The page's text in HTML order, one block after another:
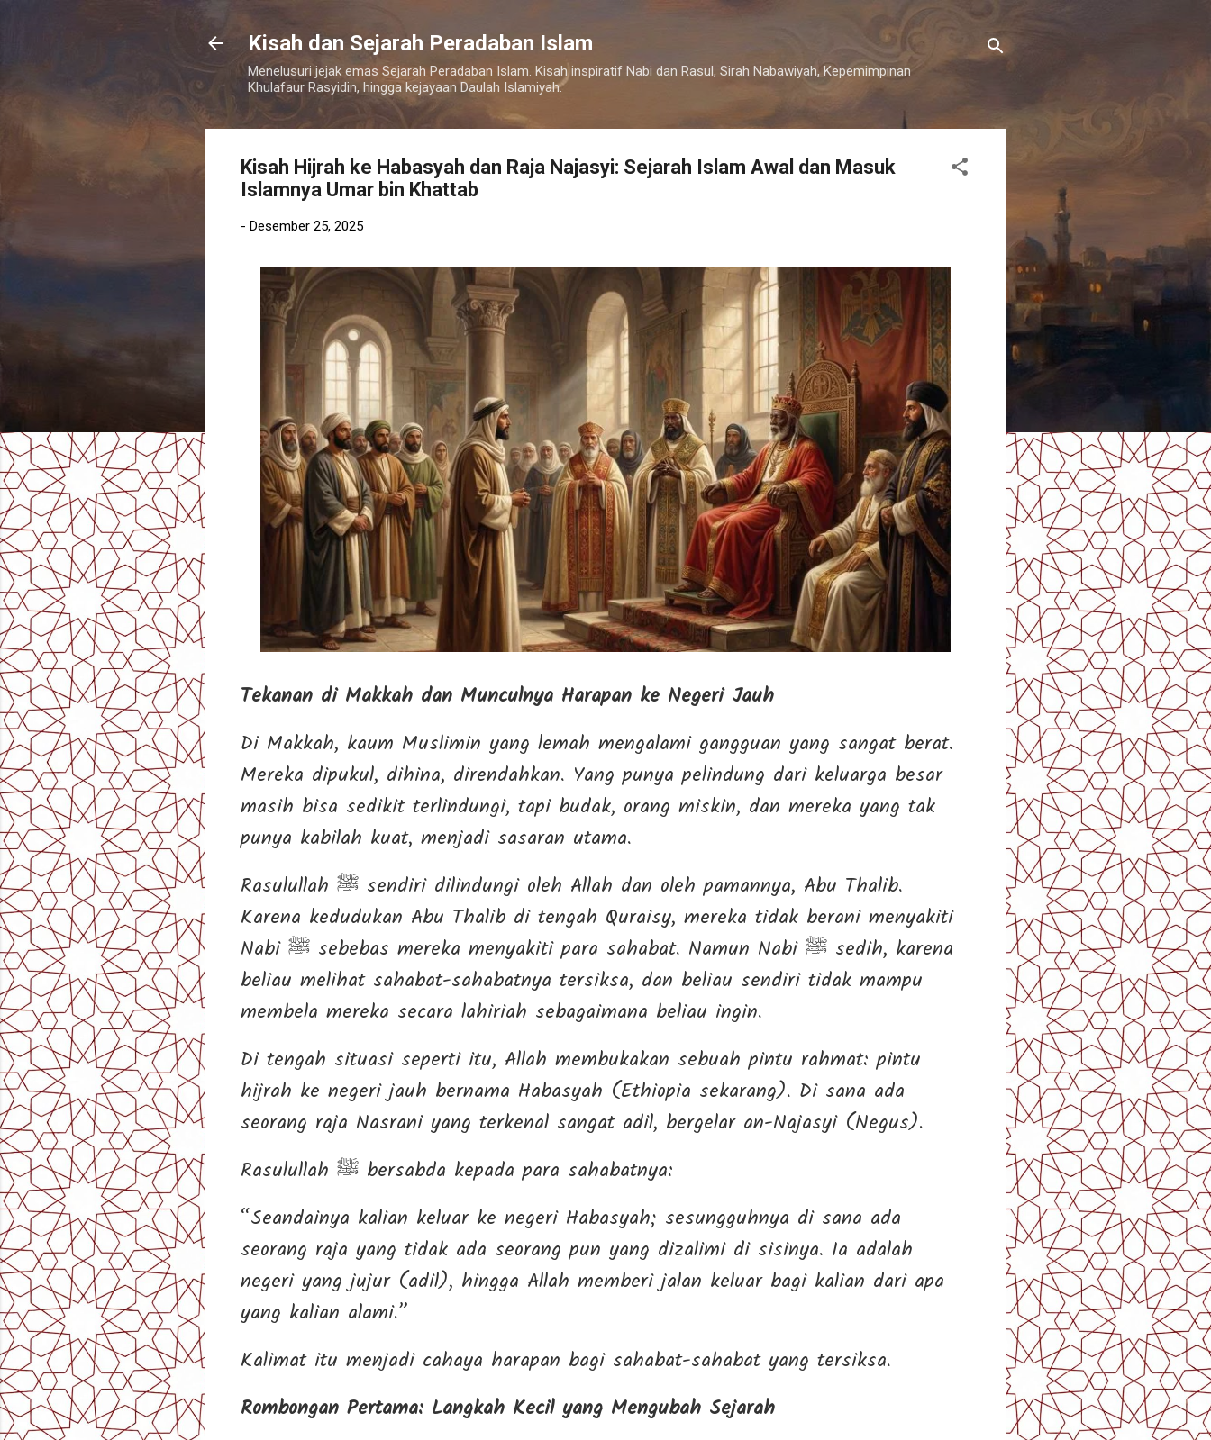
Kisah dan Sejarah Peradaban Islam
Menelusuri jejak emas Sejarah Peradaban Islam. Kisah inspiratif Nabi dan Rasul, Sirah Nabawiyah, Kepemimpinan
Khulafaur Rasyidin, hingga kejayaan Daulah Islamiyah.
Kisah Hijrah ke Habasyah dan Raja Najasyi: Sejarah Islam Awal dan Masuk
Islamnya Umar bin Khattab
- Desember 25, 2025
Tekanan di Makkah dan Munculnya Harapan ke Negeri Jauh
Di Makkah, kaum Muslimin yang lemah mengalami gangguan yang sangat berat.
Mereka dipukul, dihina, direndahkan. Yang punya pelindung dari keluarga besar
masih bisa sedikit terlindungi, tapi budak, orang miskin, dan mereka yang tak
punya kabilah kuat, menjadi sasaran utama.
Rasulullah ﷺ sendiri dilindungi oleh Allah dan oleh pamannya, Abu Thalib.
Karena kedudukan Abu Thalib di tengah Quraisy, mereka tidak berani menyakiti
Nabi ﷺ sebebas mereka menyakiti para sahabat. Namun Nabi ﷺ sedih, karena
beliau melihat sahabat-sahabatnya tersiksa, dan beliau sendiri tidak mampu
membela mereka secara lahiriah sebagaimana beliau ingin.
Di tengah situasi seperti itu, Allah membukakan sebuah pintu rahmat: pintu
hijrah ke negeri jauh bernama Habasyah (Ethiopia sekarang). Di sana ada
seorang raja Nasrani yang terkenal sangat adil, bergelar an-Najasyi (Negus).
Rasulullah ﷺ bersabda kepada para sahabatnya:
“Seandainya kalian keluar ke negeri Habasyah; sesungguhnya di sana ada
seorang raja yang tidak ada seorang pun yang dizalimi di sisinya. Ia adalah
negeri yang jujur (adil), hingga Allah memberi jalan keluar bagi kalian dari apa
yang kalian alami.”
Kalimat itu menjadi cahaya harapan bagi sahabat-sahabat yang tersiksa.
Rombongan Pertama: Langkah Kecil yang Mengubah Sejarah